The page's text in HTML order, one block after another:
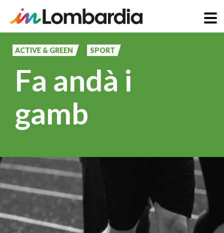
principale
ACTIVE & GREEN SPORT
Fa andà i
gamb